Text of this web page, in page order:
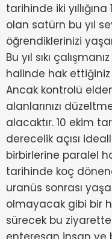
tarihinde iki
olan satürn bu yıl
öğrendiklerinizi
Bu yıl sıkı
halinde hak ettiğiniz
Ancak kontrolü
alanlarınızı
alacaktır. 10 ekim
derecelik açısı
birbirlerine paralel
tarihinde koç
uranüs sonrası
olmayacak gibi bir
sürecek bu